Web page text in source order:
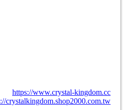
https://www.crystal-kingdom.cc
crystalkingdom.shop2000.com.tw